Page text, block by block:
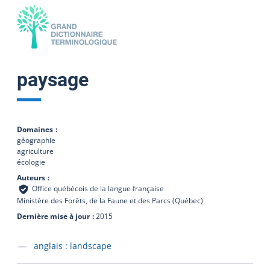
paysage
Domaines
géographie
agriculture
écologie
Auteurs
Office québécois de la langue française
Ministère des Forêts, de la Faune et des Parcs (Québec)
Dernière mise à jour 2015
Accéder à la fiche en
anglais : landscape